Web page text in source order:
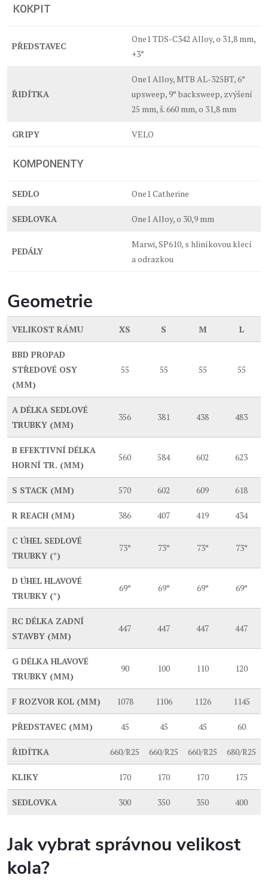
KOKPIT
PŘEDSTAVEC
One1 TDS-C342 Alloy, o 31,8 mm,
+3°
ŘIDÍTKA
One1 Alloy, MTB AL-325BT, 6°
upsweep, 9° backsweep, zvýšení
25 mm, š. 660 mm, o 31,8 mm
GRIPY VELO
KOMPONENTY
SEDLO One1 Catherine
SEDLOVKA One1 Alloy, o 30,9 mm
PEDÁLY
Marwi, SP610, s hliníkovou klecí
a odrazkou
Geometrie
VELIKOST RÁMU XS S M L
BBD PROPAD
STŘEDOVÉ OSY
(MM)
55 55 55 55
A DÉLKA SEDLOVÉ
TRUBKY (MM)
356 381 438 483
B EFEKTIVNÍ DÉLKA
HORNÍ TR. (MM)
560 584 602 623
S STACK (MM) 570 602 609 618
R REACH (MM) 386 407 419 434
C ÚHEL SEDLOVÉ
TRUBKY (°)
73° 73° 73° 73°
D ÚHEL HLAVOVÉ
TRUBKY (°)
69° 69° 69° 69°
RC DÉLKA ZADNÍ
STAVBY (MM)
447 447 447 447
G DÉLKA HLAVOVÉ
TRUBKY (MM)
90 100 110 120
F ROZVOR KOL (MM) 1078 1106 1126 1145
PŘEDSTAVEC (MM) 45 45 45 60
ŘIDÍTKA 660/R25 660/R25 660/R25 680/R25
KLIKY 170 170 170 175
SEDLOVKA 300 350 350 400
Jak vybrat správnou velikost
kola?